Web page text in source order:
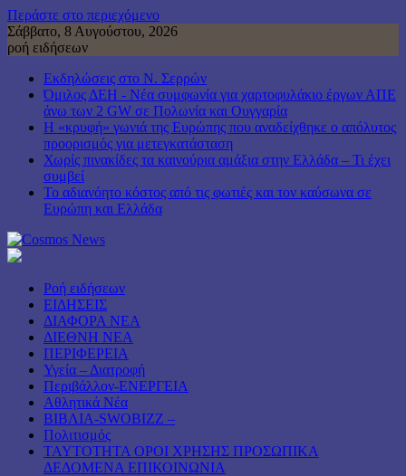
Περάστε στο περιεχόμενο
Σάββατο, 8 Αυγούστου, 2026
ροή ειδήσεων
Εκδηλώσεις στο Ν. Σερρών
Όμιλος ΔΕΗ - Νέα συμφωνία για χαρτοφυλάκιο έργων ΑΠΕ
άνω των 2 GW σε Πολωνία και Ουγγαρία
Η «κρυφή» γωνιά της Ευρώπης που αναδείχθηκε ο απόλυτος
προορισμός για μετεγκατάσταση
Χωρίς πινακίδες τα καινούρια αμάξια στην Ελλάδα – Τι έχει
συμβεί
Το αδιανόητο κόστος από τις φωτιές και τον καύσωνα σε
Ευρώπη και Ελλάδα
Ροή ειδήσεων
ΕΙΔΗΣΕΙΣ
ΔΙΑΦΟΡΑ ΝΕΑ
ΔΙΕΘΝΗ ΝΕΑ
ΠΕΡΙΦΕΡΕΙΑ
Υγεία – Διατροφή
Περιβάλλον-ΕΝΕΡΓΕΙΑ
Αθλητικά Νέα
ΒΙΒΛΙΑ-SWOBIZZ –
Πολιτισμός
TAYTOTHTA ΟΡΟΙ ΧΡΗΣΗΣ ΠΡΟΣΩΠΙΚΑ
ΔΕΔΟΜΕΝΑ ΕΠΙΚΟΙΝΩΝΙΑ